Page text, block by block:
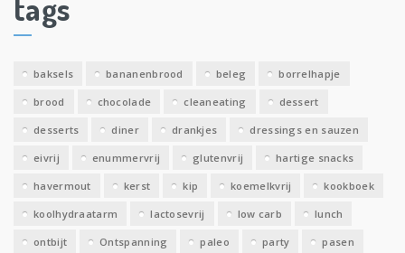
e
v
tags
baksels bananenbrood beleg borrelhapje
brood chocolade cleaneating dessert
desserts diner drankjes dressings en sauzen
eivrij enummervrij glutenvrij hartige snacks
havermout kerst kip koemelkvrij kookboek
koolhydraatarm lactosevrij low carb lunch
ontbijt Ontspanning paleo party pasen